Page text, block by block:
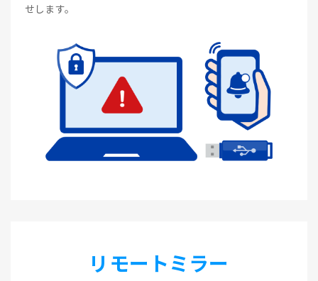
せします。
リモートミラー